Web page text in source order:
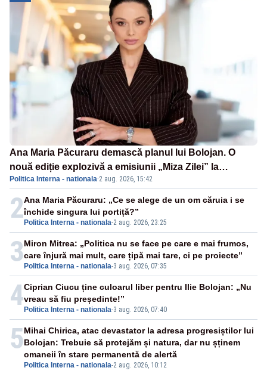
Ana Maria Păcuraru demască planul lui Bolojan. O
nouă ediție explozivă a emisiunii „Miza Zilei” la
Realitatea PLUS
Politica Interna - nationala·2 aug. 2026, 15:42
2 Politica Interna - nationala-2 aug. 2026, 23:25
Ana Maria Păcuraru: „Ce se alege de un om căruia i se
închide singura lui portiță?”
3 Politica Interna - nationala-3 aug. 2026, 07:35
Miron Mitrea: „Politica nu se face pe care e mai frumos,
care înjură mai mult, care țipă mai tare, ci pe proiecte”
4 Politica Interna - nationala-3 aug. 2026, 07:40
Ciprian Ciucu ține culoarul liber pentru Ilie Bolojan: „Nu
vreau să fiu președinte!”
5
Politica Interna - nationala-2 aug. 2026, 10:12
Mihai Chirica, atac devastator la adresa progresiștilor lui
Bolojan: Trebuie să protejăm și natura, dar nu șținem
omaneii în stare permanentă de alertă